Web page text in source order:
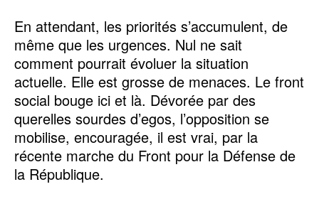
En attendant, les priorités s’accumulent, de
même que les urgences. Nul ne sait
comment pourrait évoluer la situation
actuelle. Elle est grosse de menaces. Le front
social bouge ici et là. Dévorée par des
querelles sourdes d’egos, l’opposition se
mobilise, encouragée, il est vrai, par la
récente marche du Front pour la Défense de
la République.